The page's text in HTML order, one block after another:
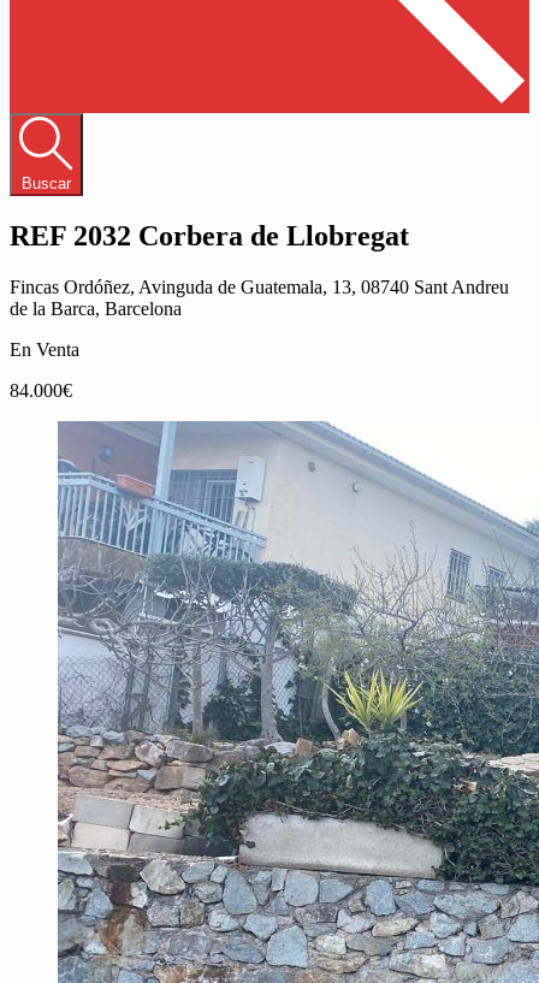
Buscar
REF 2032 Corbera de Llobregat
Fincas Ordóñez, Avinguda de Guatemala, 13, 08740 Sant Andreu
de la Barca, Barcelona
En Venta
84.000€